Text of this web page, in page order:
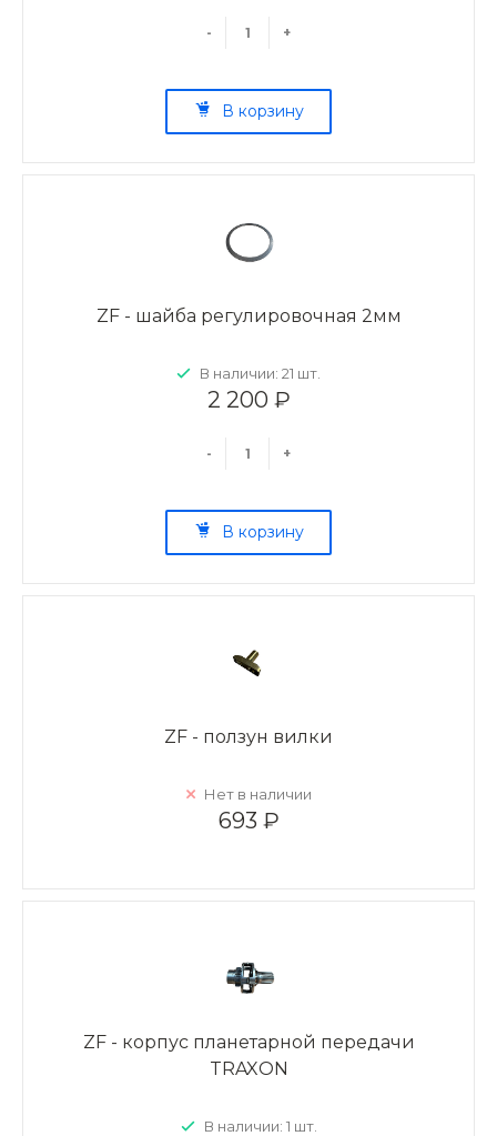
- +
В корзину
ZF - шайба регулировочная 2мм
В наличии: 21 шт.
2 200 ₽
- +
В корзину
ZF - ползун вилки
Нет в наличии
693 ₽
ZF - корпус планетарной передачи
TRAXON
В наличии: 1 шт.